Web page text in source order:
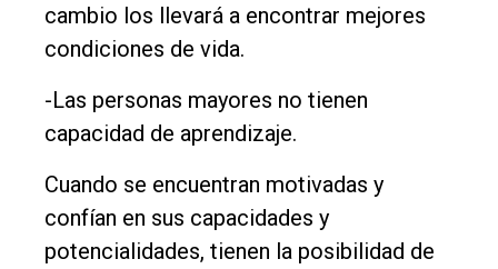
cambio los llevará a encontrar mejores
condiciones de vida.
-Las personas mayores no tienen
capacidad de aprendizaje.
Cuando se encuentran motivadas y
confían en sus capacidades y
potencialidades, tienen la posibilidad de